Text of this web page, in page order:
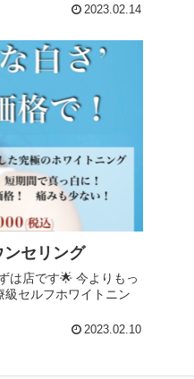
2023.02.14
ンセリング
🌟 今よりもっ
級セルフホワイトニン
2023.02.10